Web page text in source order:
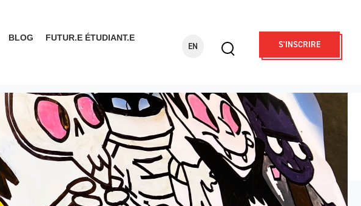
BLOG FUTUR.E ÉTUDIANT.E
EN
Display
S'INSCRIRE
Rechercher